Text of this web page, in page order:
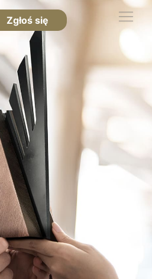
Zgłoś się